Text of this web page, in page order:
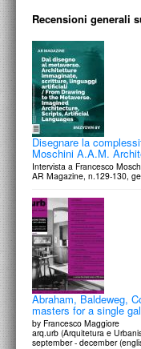
MOSTRE
ARTISTI
DUETTI / DUELLI
LABORATORI DI
PROGETTI
PROGETTI
PROGETTO T.E.S.I.
Recensioni generali
Disegnare la
Moschini A.A.M.
Intervista a Francesco
AR Magazine, n.129-130,
Abraham, Baldeweg,
masters for a single
by Francesco Maggiore
arq.urb (Arquitetura e
september - december